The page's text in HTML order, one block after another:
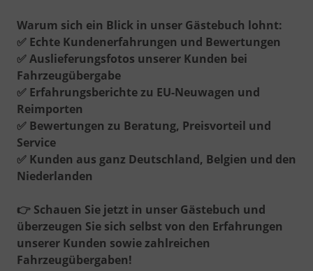
Warum sich ein Blick in unser Gästebuch lohnt:
✅ Echte Kundenerfahrungen und Bewertungen
✅Auslieferungsfotos unserer Kunden bei
Fahrzeugübergabe
✅ Erfahrungsberichte zu EU-Neuwagen und
Reimporten
✅ Bewertungen zu Beratung, Preisvorteil und
Service
✅ Kunden aus ganz Deutschland, Belgien und den
Niederlanden
👉 Schauen Sie jetzt in unser Gästebuch und
überzeugen Sie sich selbst von den Erfahrungen
unserer Kunden sowie zahlreichen
Fahrzeugübergaben!